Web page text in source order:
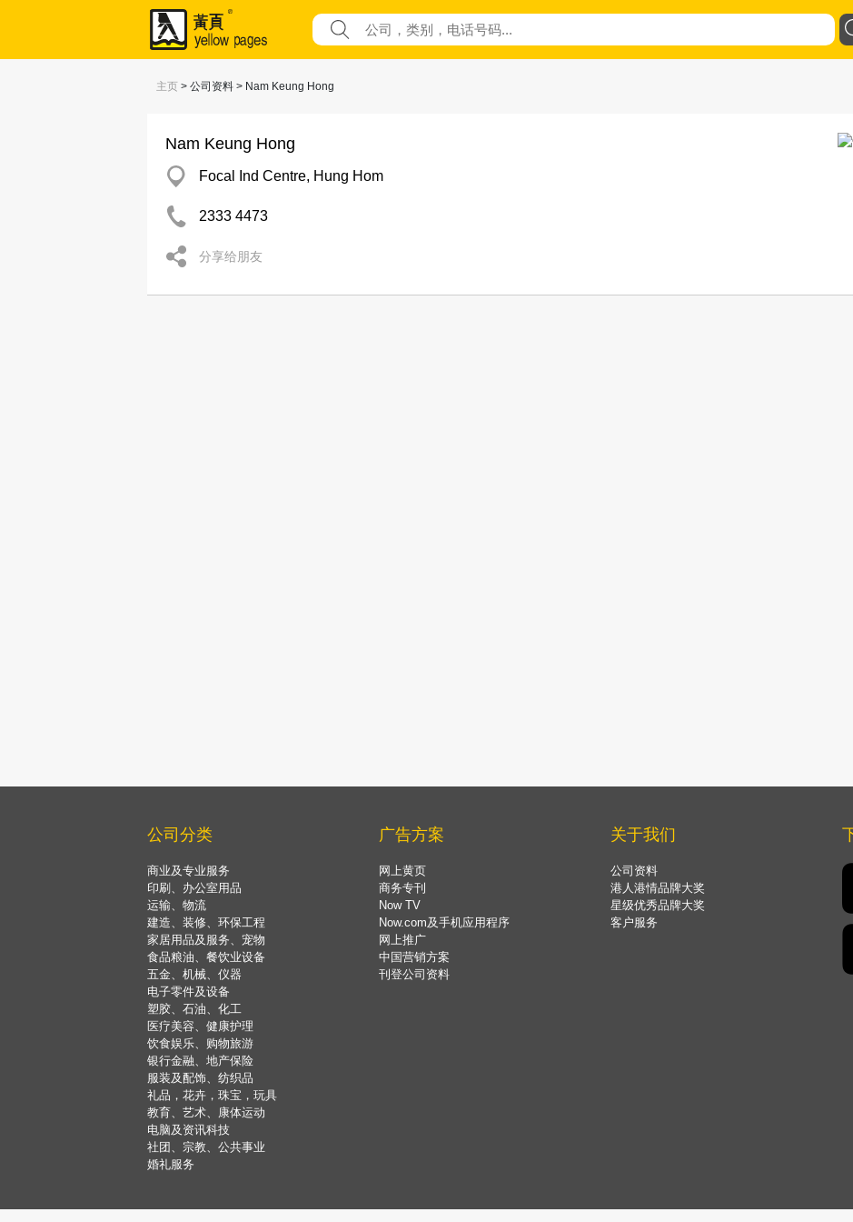
主页 > 公司资料 > Nam Keung Hong
Nam Keung Hong
Focal Ind Centre, Hung Hom
2333 4473
分享给朋友
公司分类
商业及专业服务
印刷、办公室用品
运输、物流
建造、装修、环保工程
家居用品及服务、宠物
食品粮油、餐饮业设备
五金、机械、仪器
电子零件及设备
塑胶、石油、化工
医疗美容、健康护理
饮食娱乐、购物旅游
银行金融、地产保险
服装及配饰、纺织品
礼品，花卉，珠宝，玩具
教育、艺术、康体运动
电脑及资讯科技
社团、宗教、公共事业
婚礼服务
广告方案
网上黄页
商务专刊
Now TV
Now.com及手机应用程序
网上推广
中国营销方案
刊登公司资料
关于我们
公司资料
港人港情品牌大奖
星级优秀品牌大奖
客户服务